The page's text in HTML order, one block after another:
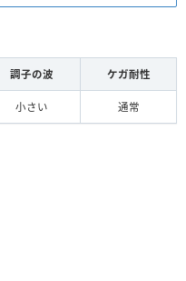
調子の波 ケガ耐性
小さい 通常